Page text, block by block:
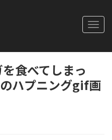
食べてしまっ
ハプニングgif画